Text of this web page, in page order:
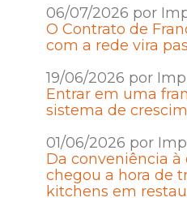
06/07/2026 por
O Contrato de
com a rede vira
19/06/2026 por
Entrar em uma
sistema de
01/06/2026 por
Da conveniência à
chegou a hora de
kitchens em